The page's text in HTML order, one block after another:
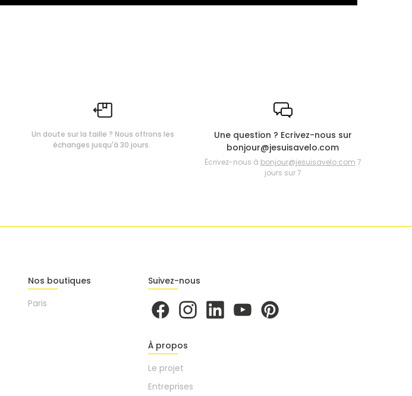
Un doute sur la taille ? Nous offrons les
échanges jusqu'à 30 jours.
Une question ? Ecrivez-nous sur
bonjour@jesuisavelo.com
Écrivez-nous à bonjour@jesuisavelo.com 7
jours sur 7
Nos boutiques
Paris
Suivez-nous
À propos
Le projet
Entreprises